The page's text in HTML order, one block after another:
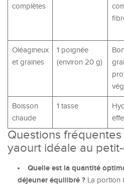
complètes
Oléagineux
et graines
1 poignée
(environ 20 g)
Boisson
chaude
1 tasse
Questions
yaourt idéale au
Quelle est la quantité
déjeuner équilibré ? La portion